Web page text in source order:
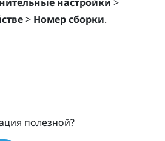
> Номер сборки.
полезной?